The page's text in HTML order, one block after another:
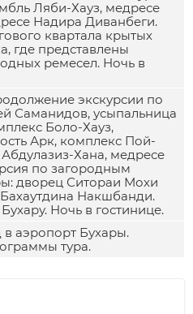
Ляби-Хауз, медресе
Надира Диванбеги.
квартала крытых
где представлены
ремесел. Ночь в
экскурсии по
Саманидов, усыпальница
Боло-Хауз,
Арк, комплекс Пой-
Хана, медресе
по загородным
дворец Ситораи Мохи
Накшбанди.
Ночь в гостинице.
в аэропорт Бухары.
тура.